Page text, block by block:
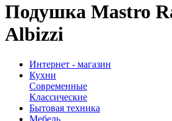
Подушка Mastro
Albizzi
Интернет - магазин
Кухни
Современные
Классические
Бытовая техника
Мебель